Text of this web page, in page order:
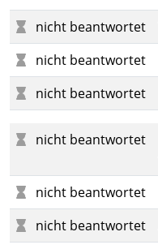
nicht beantwortet
nicht beantwortet
nicht beantwortet
nicht beantwortet
nicht beantwortet
nicht beantwortet